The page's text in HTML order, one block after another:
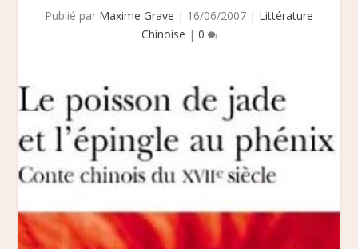
Publié par Maxime Grave | 16/06/2007 | Littérature
Chinoise | 0